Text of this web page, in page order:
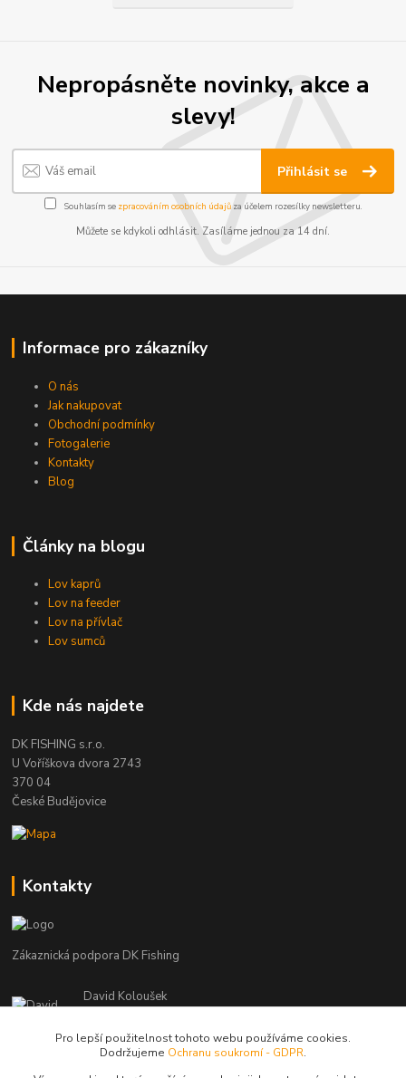
Nepropásněte novinky, akce a
slevy!
Přihlásit se
Souhlasím se zpracováním osobních údajůza účelem rozesílky newsletteru.
Můžete se kdykoli odhlásit. Zasíláme jednou za 14 dní.
Informace pro zákazníky
O nás
Jak nakupovat
Obchodní podmínky
Fotogalerie
Kontakty
Blog
Články na blogu
Lov kaprů
Lov na feeder
Lov na přívlač
Lov sumců
Kde nás najdete
DK FISHING s.r.o.
U Voříškova dvora 2743
370 04
České Budějovice
Kontakty
Zákaznická podpora DK Fishing
David Koloušek
(Po-Pá, 7-18 hod.)
Pro lepší použitelnost tohoto webu používáme cookies.
Dodržujeme Ochranu soukromí - GDPR.